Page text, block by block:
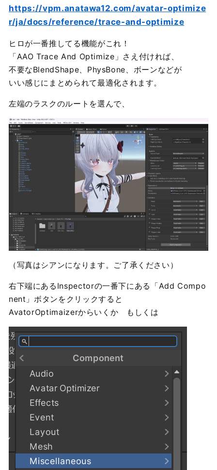
https://vpm.anatawa12.com/avatar-optimize
r/ja/docs/reference/trace-and-optimize
ヒロが一番推してる機能がこれ！
「AAO Trace And Optimize」さえ付ければ、
不要なBlendShape、PhysBone、ボーンなどが
いい感じにまとめられて最適化されます。
左端のラスクのルートを選んで、
（写真はシアンになります。ご了承ください）
右下端にあるInspectorの一番下にある「Add Compo
nent」ボタンをクリックすると
AvatorOptimaizerからいくか もしくは